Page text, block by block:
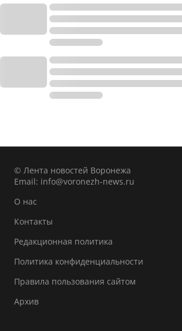
© Лента новостей Воронежа
Email: info@voronezh-news.ru
О нас
Контакты
Редакционная политика
Политика конфиденциальности
Правила пользования сайтом
Архив